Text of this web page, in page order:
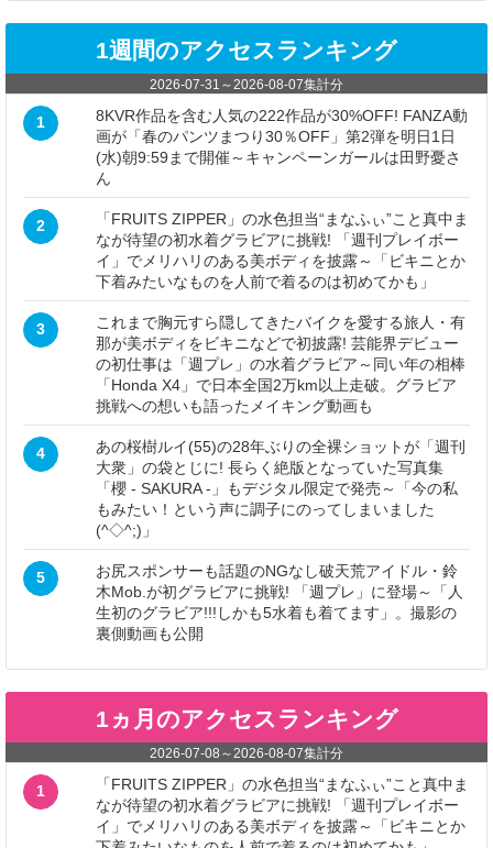
1週間のアクセスランキング
2026-07-31 ～2026-08-07集計分
1
8KVR作品を含む人気の222作品が30%OFF! FANZA動
画が「春のパンツまつり30％OFF」第2弾を明日1日
(水)朝9:59まで開催～キャンペーンガールは田野憂さ
ん
2
「FRUITS ZIPPER」の水色担当“まなふぃ”こと真中ま
なが待望の初水着グラビアに挑戦! 「週刊プレイボー
イ」でメリハリのある美ボディを披露～「ビキニとか
下着みたいなものを人前で着るのは初めてかも」
3
これまで胸元すら隠してきたバイクを愛する旅人・有
那が美ボディをビキニなどで初披露! 芸能界デビュー
の初仕事は「週プレ」の水着グラビア～同い年の相棒
「Honda X4」で日本全国2万km以上走破。グラビア
挑戦への想いも語ったメイキング動画も
4
あの桜樹ルイ(55)の28年ぶりの全裸ショットが「週刊
大衆」の袋とじに! 長らく絶版となっていた写真集
「櫻 - SAKURA -」もデジタル限定で発売～「今の私
もみたい！という声に調子にのってしまいました
(^◇^;)」
5
お尻スポンサーも話題のNGなし破天荒アイドル・鈴
木Mob.が初グラビアに挑戦! 「週プレ」に登場～「人
生初のグラビア!!!しかも5水着も着てます」。撮影の
裏側動画も公開
1ヵ月のアクセスランキング
2026-07-08 ～2026-08-07集計分
1
「FRUITS ZIPPER」の水色担当“まなふぃ”こと真中ま
なが待望の初水着グラビアに挑戦! 「週刊プレイボー
イ」でメリハリのある美ボディを披露～「ビキニとか